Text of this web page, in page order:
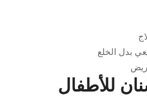
بدل الخلع
للأطفال